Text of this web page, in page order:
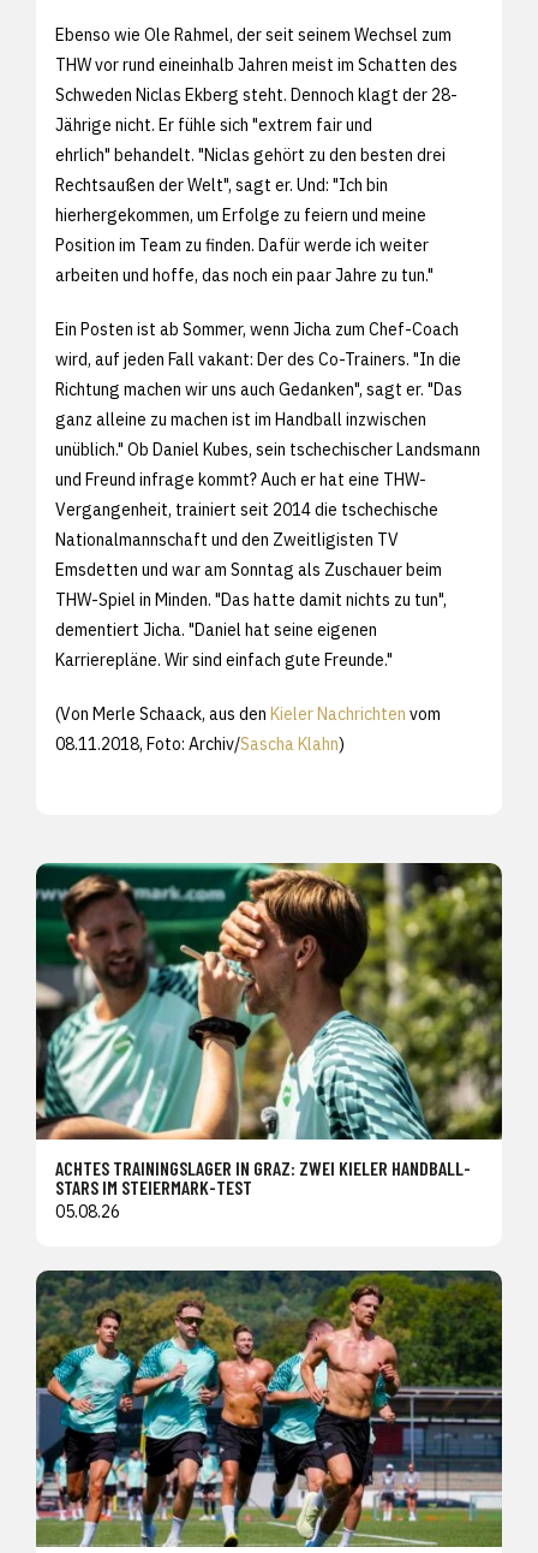
Ebenso wie Ole Rahmel, der seit seinem Wechsel zum
THW vor rund eineinhalb Jahren meist im Schatten des
Schweden Niclas Ekberg steht. Dennoch klagt der 28-
Jährige nicht. Er fühle sich "extrem fair und
ehrlich" behandelt. "Niclas gehört zu den besten drei
Rechtsaußen der Welt", sagt er. Und: "Ich bin
hierhergekommen, um Erfolge zu feiern und meine
Position im Team zu finden. Dafür werde ich weiter
arbeiten und hoffe, das noch ein paar Jahre zu tun."
Ein Posten ist ab Sommer, wenn Jicha zum Chef-Coach
wird, auf jeden Fall vakant: Der des Co-Trainers. "In die
Richtung machen wir uns auch Gedanken", sagt er. "Das
ganz alleine zu machen ist im Handball inzwischen
unüblich." Ob Daniel Kubes, sein tschechischer Landsmann
und Freund infrage kommt? Auch er hat eine THW-
Vergangenheit, trainiert seit 2014 die tschechische
Nationalmannschaft und den Zweitligisten TV
Emsdetten und war am Sonntag als Zuschauer beim
THW-Spiel in Minden. "Das hatte damit nichts zu tun",
dementiert Jicha. "Daniel hat seine eigenen
Karrierepläne. Wir sind einfach gute Freunde."
(Von Merle Schaack, aus den Kieler Nachrichten vom
08.11.2018, Foto: Archiv/Sascha Klahn)
ACHTES TRAININGSLAGER IN GRAZ: ZWEI KIELER HANDBALL-
STARS IM STEIERMARK-TEST
05.08.26